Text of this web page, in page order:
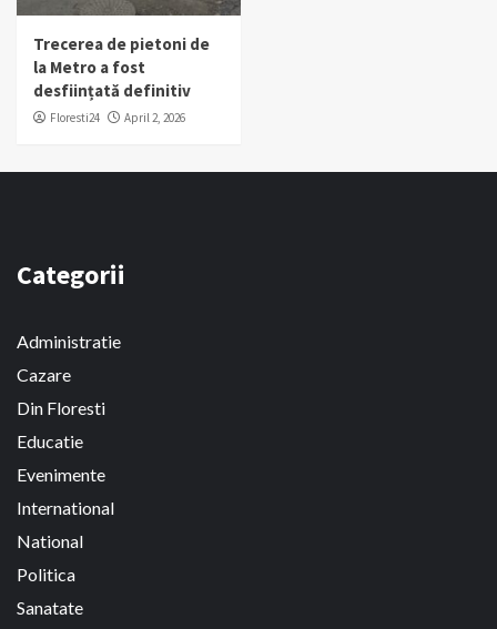
Trecerea de pietoni de
la Metro a fost
desființată definitiv
Floresti24 April 2, 2026
Categorii
Administratie
Cazare
Din Floresti
Educatie
Evenimente
International
National
Politica
Sanatate